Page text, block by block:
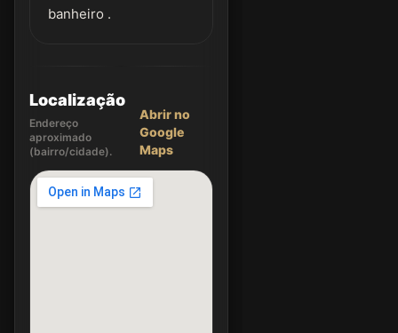
banheiro .
Localização
Endereço
aproximado
(bairro/cidade).
Abrir no
Google
Maps